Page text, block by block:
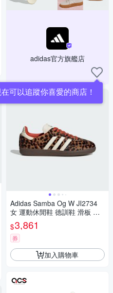
adidas官方旗艦店
可以追蹤你喜愛的商店！
Adidas Samba Og W JI2734
女 運動休閒鞋 德訓鞋 滑板 復
古 豹紋 舒適 棕 黑
$3,861
券
加入購物車